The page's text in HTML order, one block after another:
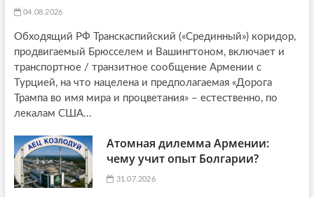
04.08.2026
Обходящий РФ Транскаспийский («Срединный») коридор,
продвигаемый Брюсселем и Вашингтоном, включает и
транспортное / транзитное сообщение Армении с
Турцией, на что нацелена и предполагаемая «Дорога
Трампа во имя мира и процветания» – естественно, по
лекалам США...
Атомная дилемма Армении:
чему учит опыт Болгарии?
31.07.2026